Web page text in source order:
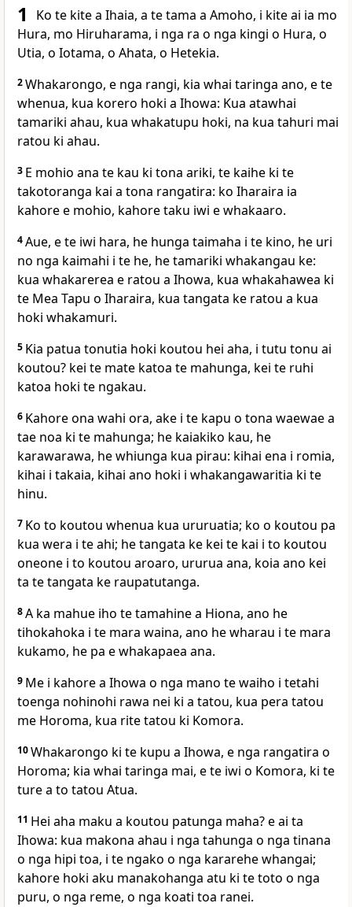
1
Ko te kite a Ihaia, a te tama a Amoho, i kite ai ia mo
Hura, mo Hiruharama, i nga ra o nga kingi o Hura, o
Utia, o Iotama, o Ahata, o Hetekia.
2Whakarongo, e nga rangi, kia whai taringa ano, e te
whenua, kua korero hoki a Ihowa: Kua atawhai
tamariki ahau, kua whakatupu hoki, na kua tahuri mai
ratou ki ahau.
3 E mohio ana te kau ki tona ariki, te kaihe ki te
takotoranga kai a tona rangatira: ko Iharaira ia
kahore e mohio, kahore taku iwi e whakaaro.
4Aue, e te iwi hara, he hunga taimaha i te kino, he uri
no nga kaimahi i te he, he tamariki whakangau ke:
kua whakarerea e ratou a Ihowa, kua whakahawea ki
te Mea Tapu o Iharaira, kua tangata ke ratou a kua
hoki whakamuri.
5 Kia patua tonutia hoki koutou hei aha, i tutu tonu ai
koutou? kei te mate katoa te mahunga, kei te ruhi
katoa hoki te ngakau.
6 Kahore ona wahi ora, ake i te kapu o tona waewae a
tae noa ki te mahunga; he kaiakiko kau, he
karawarawa, he whiunga kua pirau: kihai ena i romia,
kihai i takaia, kihai ano hoki i whakangawaritia ki te
hinu.
7 Ko to koutou whenua kua ururuatia; ko o koutou pa
kua wera i te ahi; he tangata ke kei te kai i to koutou
oneone i to koutou aroaro, ururua ana, koia ano kei
ta te tangata ke raupatutanga.
8A ka mahue iho te tamahine a Hiona, ano he
tihokahoka i te mara waina, ano he wharau i te mara
kukamo, he pa e whakapaea ana.
9 Me i kahore a Ihowa o nga mano te waiho i tetahi
toenga nohinohi rawa nei ki a tatou, kua pera tatou
me Horoma, kua rite tatou ki Komora.
10Whakarongo ki te kupu a Ihowa, e nga rangatira o
Horoma; kia whai taringa mai, e te iwi o Komora, ki te
ture a to tatou Atua.
11 Hei aha maku a koutou patunga maha? e ai ta
Ihowa: kua makona ahau i nga tahunga o nga tinana
o nga hipi toa, i te ngako o nga kararehe whangai;
kahore hoki aku manakohanga atu ki te toto o nga
puru, o nga reme, o nga koati toa ranei.